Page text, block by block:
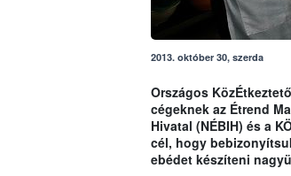
2013. október 30, szerda
Országos
cégeknek az Étrend
Hivatal (NÉBIH) és a
cél, hogy
ebédet készíteni